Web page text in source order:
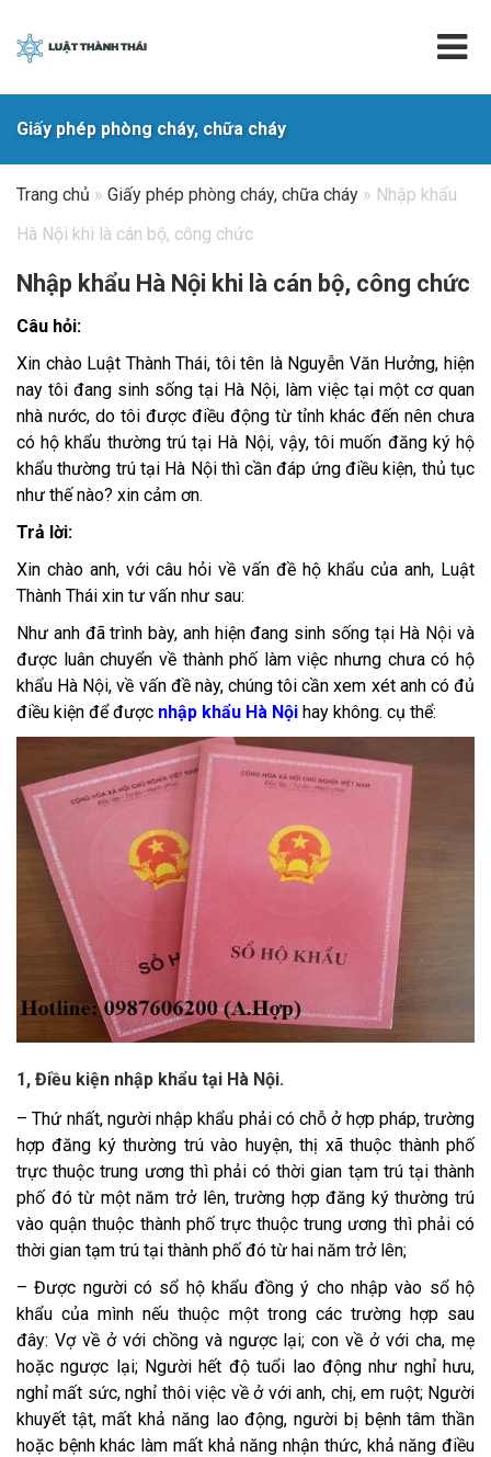
Giấy phép phòng cháy, chữa cháy
Trang chủ » Giấy phép phòng cháy, chữa cháy » Nhập khẩu
Hà Nội khi là cán bộ, công chức
Nhập khẩu Hà Nội khi là cán bộ, công chức
Câu hỏi:
Xin chào Luật Thành Thái, tôi tên là Nguyễn Văn Hưởng, hiện
nay tôi đang sinh sống tại Hà Nội, làm việc tại một cơ quan
nhà nước, do tôi được điều động từ tỉnh khác đến nên chưa
có hộ khẩu thường trú tại Hà Nội, vậy, tôi muốn đăng ký hộ
khẩu thường trú tại Hà Nội thì cần đáp ứng điều kiện, thủ tục
như thế nào? xin cảm ơn.
Trả lời:
Xin chào anh, với câu hỏi về vấn đề hộ khẩu của anh, Luật
Thành Thái xin tư vấn như sau:
Như anh đã trình bày, anh hiện đang sinh sống tại Hà Nội và
được luân chuyển về thành phố làm việc nhưng chưa có hộ
khẩu Hà Nội, về vấn đề này, chúng tôi cần xem xét anh có đủ
điều kiện để được nhập khẩu Hà Nội hay không. cụ thể:
1, Điều kiện nhập khẩu tại Hà Nội.
– Thứ nhất, người nhập khẩu phải có chỗ ở hợp pháp, trường
hợp đăng ký thường trú vào huyện, thị xã thuộc thành phố
trực thuộc trung ương thì phải có thời gian tạm trú tại thành
phố đó từ một năm trở lên, trường hợp đăng ký thường trú
vào quận thuộc thành phố trực thuộc trung ương thì phải có
thời gian tạm trú tại thành phố đó từ hai năm trở lên;
– Được người có sổ hộ khẩu đồng ý cho nhập vào sổ hộ
khẩu của mình nếu thuộc một trong các trường hợp sau
đây: Vợ về ở với chồng và ngược lại; con về ở với cha, mẹ
hoặc ngược lại; Người hết độ tuổi lao động như nghỉ hưu,
nghỉ mất sức, nghỉ thôi việc về ở với anh, chị, em ruột; Người
khuyết tật, mất khả năng lao động, người bị bệnh tâm thần
hoặc bệnh khác làm mất khả năng nhận thức, khả năng điều